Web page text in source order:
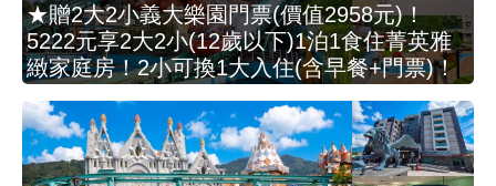
★贈2大2小義大樂園門票(價值2958元)！
5222元享2大2小(12歲以下)1泊1食住菁英雅
緻家庭房！2小可換1大入住(含早餐+門票)！